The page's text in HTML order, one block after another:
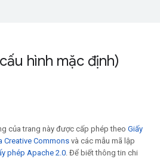
hình mặc định)
của trang này được cấp phép theo Giấy
Creative Commons và các mẫu mã lập
phép Apache 2.0. Để biết thông tin chi